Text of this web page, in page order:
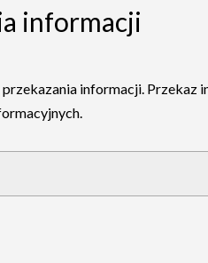
informacji
informacji. Przekaz